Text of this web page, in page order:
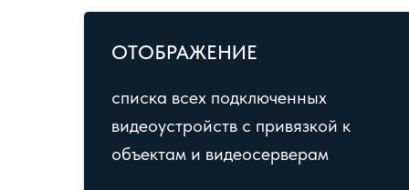
ОТОБРАЖЕНИЕ
списка всех подключенных
видеоустройств с привязкой к
объектам и видеосерверам